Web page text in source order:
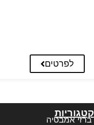
לפרטים
קטגוריות
ברזי אמבטיה